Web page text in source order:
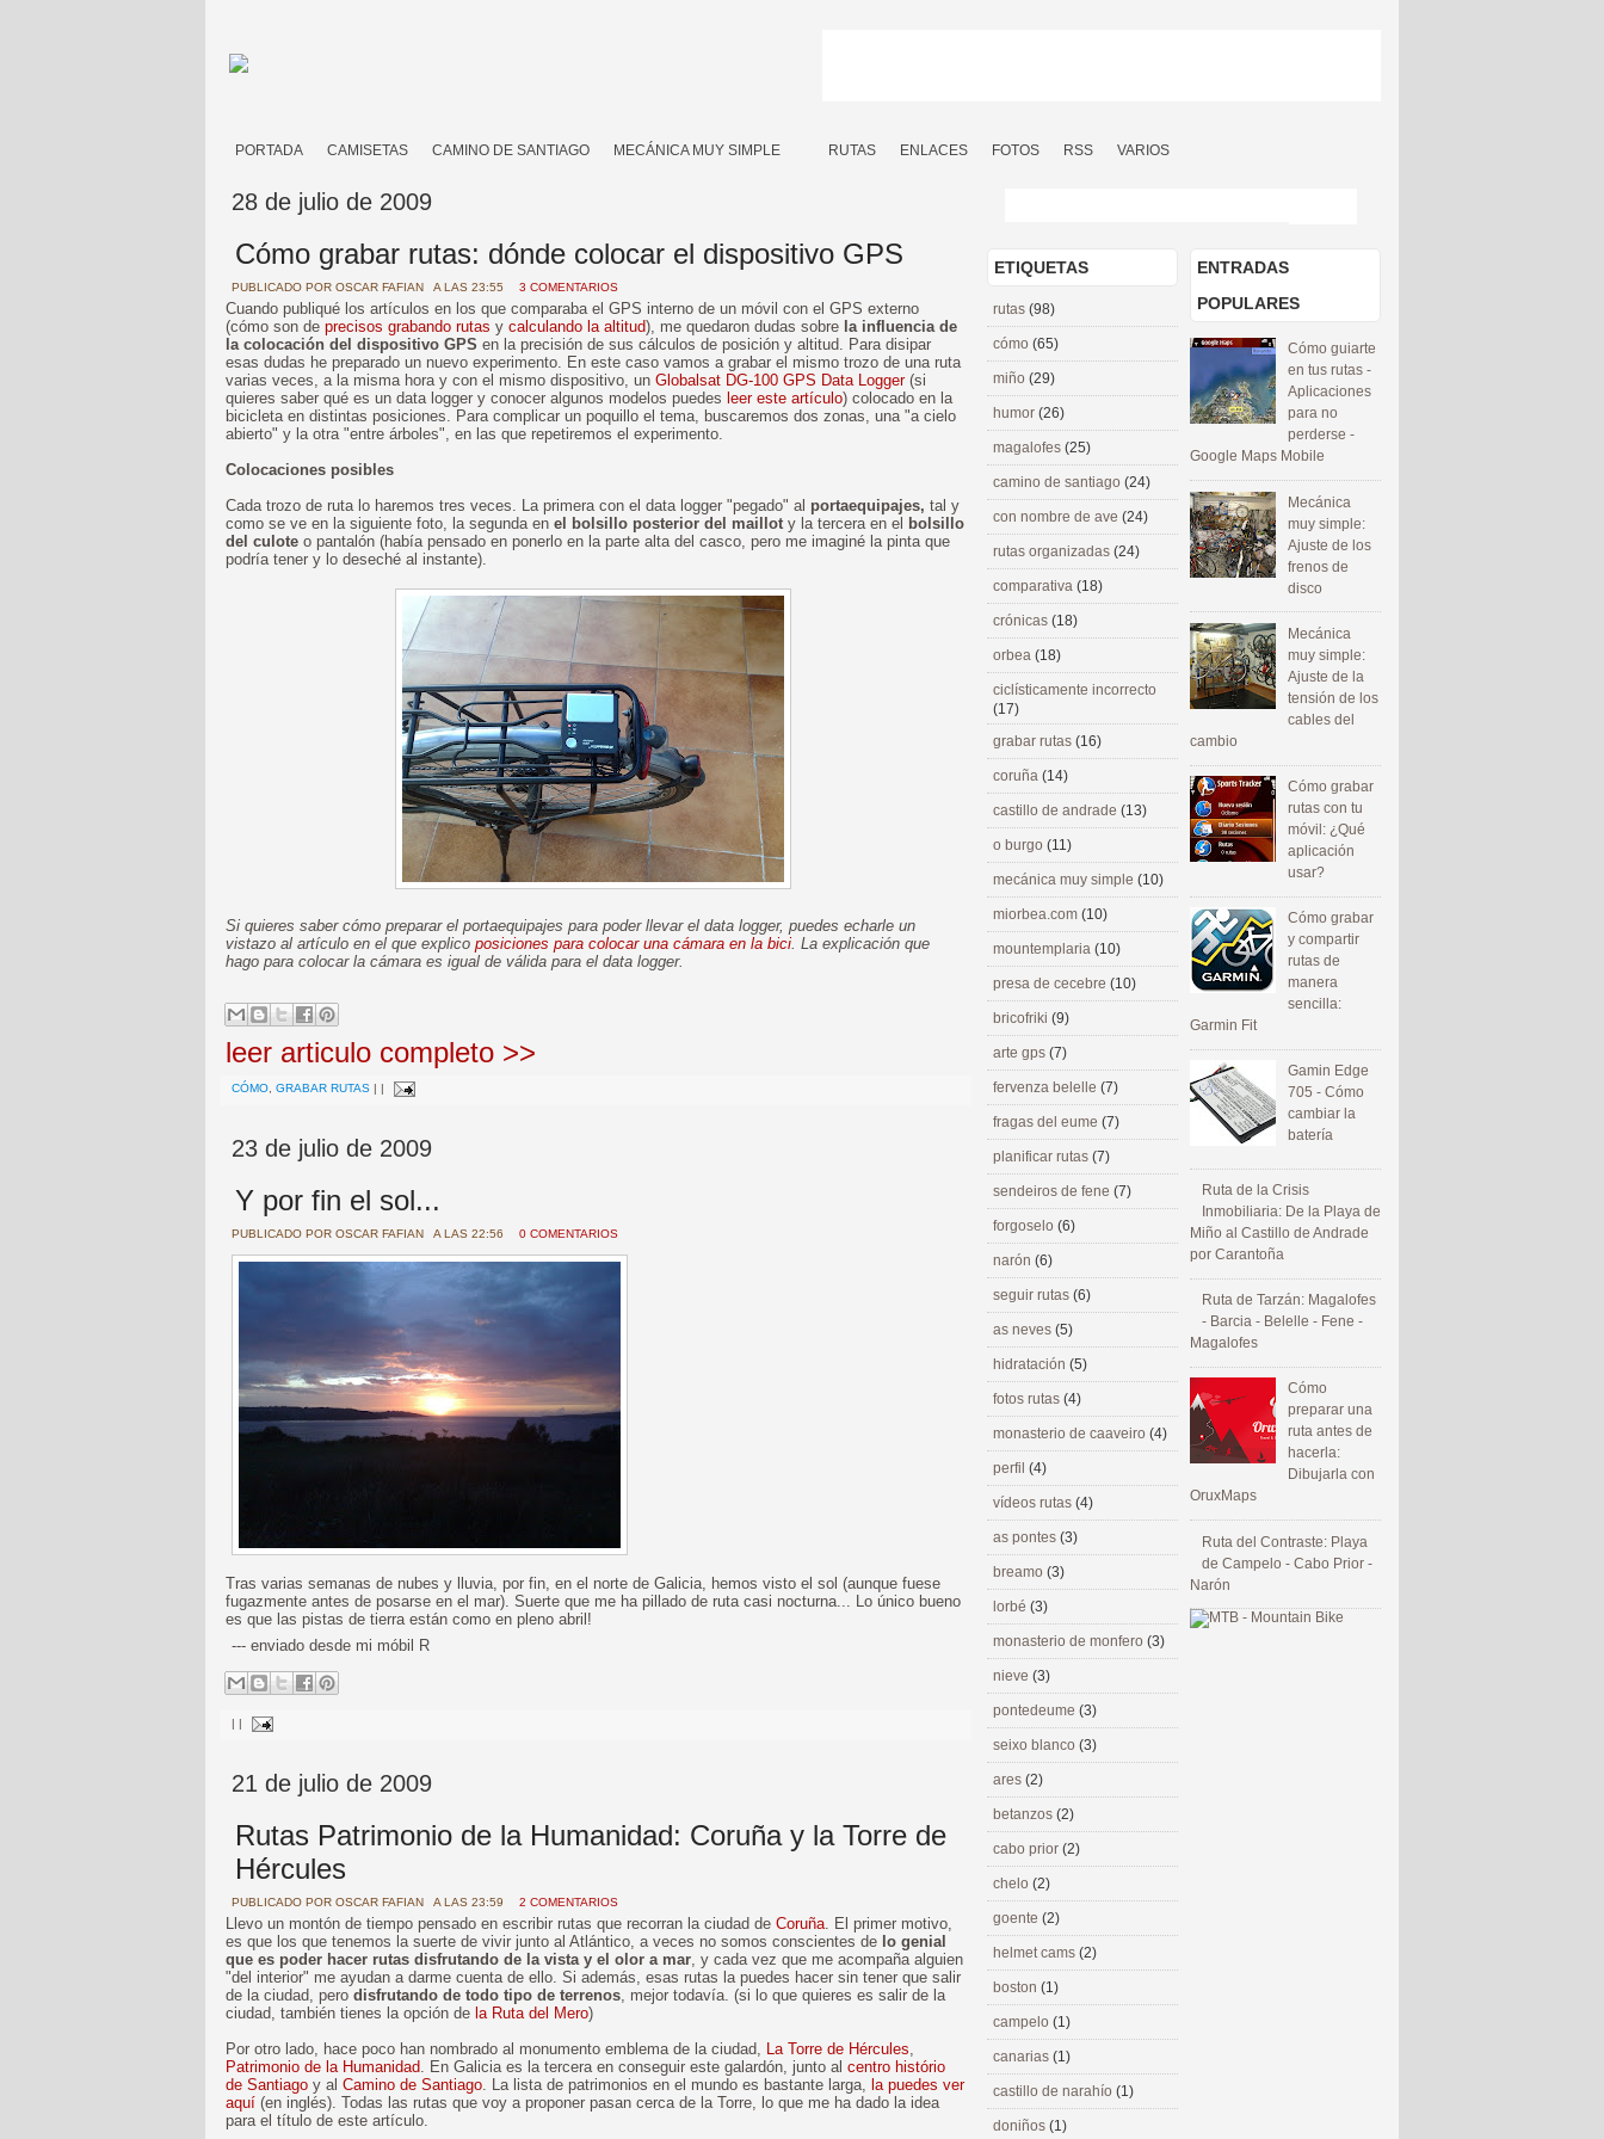
PORTADA CAMISETAS CAMINO DE SANTIAGO MECÁNICA MUY SIMPLE RUTAS ENLACES FOTOS RSS VARIOS
28 de julio de 2009
Cómo grabar rutas: dónde colocar el dispositivo GPS
PUBLICADO POR OSCAR FAFIAN A LAS 23:55 3 COMENTARIOS
Cuando publiqué los artículos en los que comparaba el GPS interno de un móvil con el GPS externo
(cómo son de precisos grabando rutas y calculando la altitud), me quedaron dudas sobre la influencia de
la colocación del dispositivo GPS en la precisión de sus cálculos de posición y altitud. Para disipar
esas dudas he preparado un nuevo experimento. En este caso vamos a grabar el mismo trozo de una ruta
varias veces, a la misma hora y con el mismo dispositivo, un Globalsat DG-100 GPS Data Logger(si
quieres saber qué es un data logger y conocer algunos modelos puedes leer este artículo) colocado en la
bicicleta en distintas posiciones. Para complicar un poquillo el tema, buscaremos dos zonas, una "a cielo
abierto" y la otra "entre árboles", en las que repetiremos el experimento.
Colocaciones posibles
Cada trozo de ruta lo haremos tres veces. La primera con el data logger "pegado" al portaequipajes, tal y
como se ve en la siguiente foto, la segunda en el bolsillo posterior del mailloty la tercera en el bolsillo
del culote o pantalón (había pensado en ponerlo en la parte alta del casco, pero me imaginé la pinta que
podría tener y lo deseché al instante).
Si quieres saber cómo preparar el portaequipajes para poder llevar el data logger, puedes echarle un
vistazo al artículo en el que explico posiciones para colocar una cámara en la bici. La explicación que
hago para colocar la cámara es igual de válida para el data logger.
leer articulo completo >>
CÓMO GRABAR RUTAS | |
23 de julio de 2009
Y por fin el sol...
PUBLICADO POR OSCAR FAFIAN A LAS 22:56 0 COMENTARIOS
Tras varias semanas de nubes y lluvia, por fin, en el norte de Galicia, hemos visto el sol (aunque fuese
fugazmente antes de posarse en el mar). Suerte que me ha pillado de ruta casi nocturna... Lo único bueno
es que las pistas de tierra están como en pleno abril!
--- enviado desde mi móbil R
| |
21 de julio de 2009
Rutas Patrimonio de la Humanidad: Coruña y la Torre de
Hércules
PUBLICADO POR OSCAR FAFIAN A LAS 23:59 2 COMENTARIOS
Llevo un montón de tiempo pensado en escribir rutas que recorran la ciudad de Coruña. El primer motivo,
es que los que tenemos la suerte de vivir junto al Atlántico, a veces no somos conscientes de lo genial
que es poder hacer rutas disfrutando de la vista y el olor a mar, y cada vez que me acompaña alguien
"del interior" me ayudan a darme cuenta de ello. Si además, esas rutas la puedes hacer sin tener que salir
de la ciudad, pero disfrutando de todo tipo de terrenos, mejor todavía. (si lo que quieres es salir de la
ciudad, también tienes la opción de la Ruta del Mero)
Por otro lado, hace poco han nombrado al monumento emblema de la ciudad, La Torre de Hércules,
Patrimonio de la Humanidad. En Galicia es la tercera en conseguir este galardón, junto al centro histório
de Santiago y al Camino de Santiago. La lista de patrimonios en el mundo es bastante larga, la puedes ver
aquí (en inglés). Todas las rutas que voy a proponer pasan cerca de la Torre, lo que me ha dado la idea
para el título de este artículo.
ENTRADAS
POPULARES
Cómo guiarte
en tus rutas -
Aplicaciones
para no
perderse -
Google Maps Mobile
Mecánica
muy simple:
Ajuste de los
frenos de
disco
Mecánica
muy simple:
Ajuste de la
tensión de los
cables del
cambio
Cómo grabar
rutas con tu
móvil: ¿Qué
aplicación
usar?
Cómo grabar
y compartir
rutas de
manera
sencilla:
Garmin Fit
Gamin Edge
705 - Cómo
cambiar la
batería
Ruta de la Crisis
Inmobiliaria: De la Playa de
Miño al Castillo de Andrade
por Carantoña
Ruta de Tarzán: Magalofes
- Barcia - Belelle - Fene -
Magalofes
Cómo
preparar una
ruta antes de
hacerla:
Dibujarla con
OruxMaps
Ruta del Contraste: Playa
de Campelo - Cabo Prior -
Narón
ETIQUETAS
rutas (98)
cómo (65)
miño (29)
humor (26)
magalofes (25)
camino de santiago (24)
con nombre de ave (24)
rutas organizadas (24)
comparativa (18)
crónicas (18)
orbea (18)
ciclísticamente incorrecto
(17)
grabar rutas (16)
coruña (14)
castillo de andrade (13)
o burgo (11)
mecánica muy simple (10)
miorbea.com (10)
mountemplaria (10)
presa de cecebre (10)
bricofriki (9)
arte gps (7)
fervenza belelle (7)
fragas del eume (7)
planificar rutas (7)
sendeiros de fene (7)
forgoselo (6)
narón (6)
seguir rutas (6)
as neves (5)
hidratación (5)
fotos rutas (4)
monasterio de caaveiro (4)
perfil (4)
vídeos rutas (4)
as pontes (3)
breamo (3)
lorbé (3)
monasterio de monfero (3)
nieve (3)
pontedeume (3)
seixo blanco (3)
ares (2)
betanzos (2)
cabo prior (2)
chelo (2)
goente (2)
helmet cams (2)
boston (1)
campelo (1)
canarias (1)
castillo de narahío (1)
doniños (1)